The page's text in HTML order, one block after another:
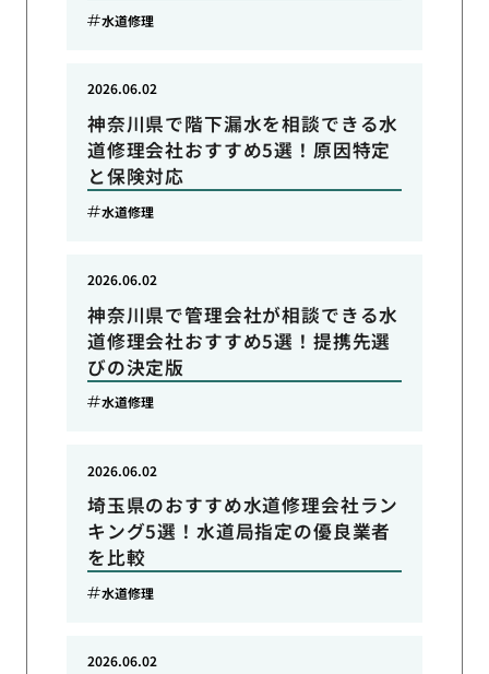
水道修理
神奈川県で階下漏水を相談できる水
道修理会社おすすめ5選！原因特定
と保険対応
2026.06.02
水道修理
神奈川県で管理会社が相談できる水
道修理会社おすすめ5選！提携先選
びの決定版
2026.06.02
水道修理
埼玉県のおすすめ水道修理会社ラン
キング5選！水道局指定の優良業者
を比較
2026.06.02
水道修理
2026.06.02